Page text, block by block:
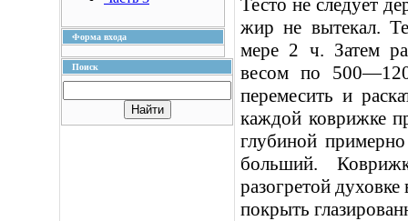
Форма входа
Поиск
Тесто не следует
жир не вытекал.
мере 2 ч. Затем
весом по
перемесить и
каждой коврижке
глубиной
больший.
разогретой
покрыть